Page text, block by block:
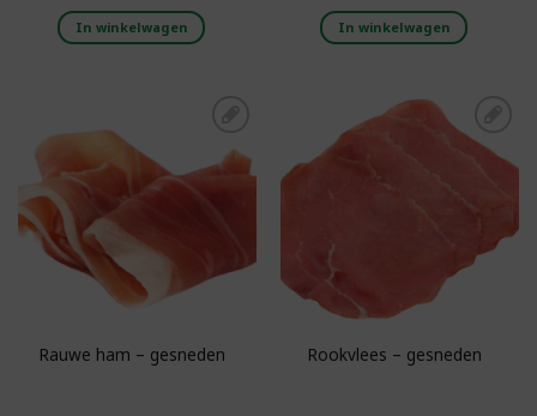
In winkelwagen In winkelwagen
Toevoegen aan
boodschappenlijst
Rauwe ham – gesneden
Toevoegen aan
boodschappenlijst
Rookvlees – gesneden